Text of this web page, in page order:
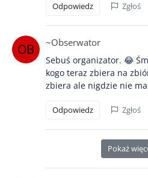
Odpowiedz Zgłoś
~Obserwator
Sebuś organizator. 😂
kogo teraz zbiera na
zbiera ale nigdzie nie
Odpowiedz Zgłoś
Pokaż